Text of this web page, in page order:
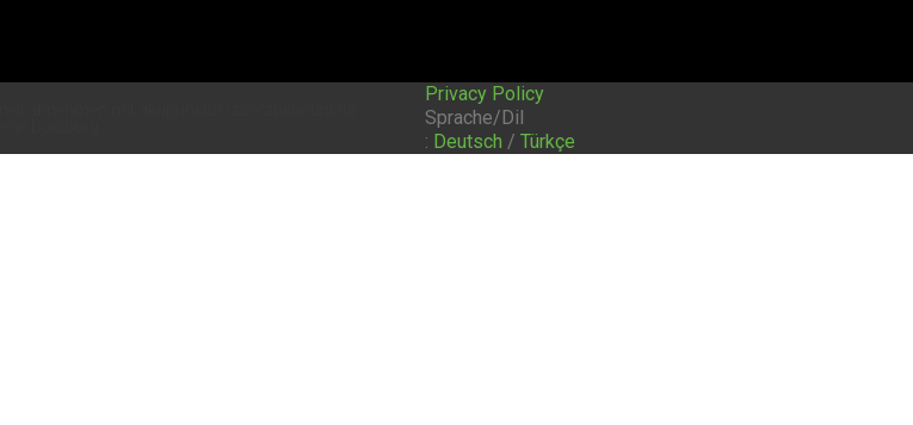
Privacy Policy
Sprache/Dil
: Deutsch / Türkçe